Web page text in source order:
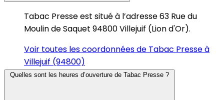
Tabac Presse est situé à l’adresse 63 Rue du
Moulin de Saquet 94800 Villejuif (Lion d'Or).
Voir toutes les coordonnées de Tabac Presse à
Villejuif (94800)
Quelles sont les heures d’ouverture de Tabac Presse ?